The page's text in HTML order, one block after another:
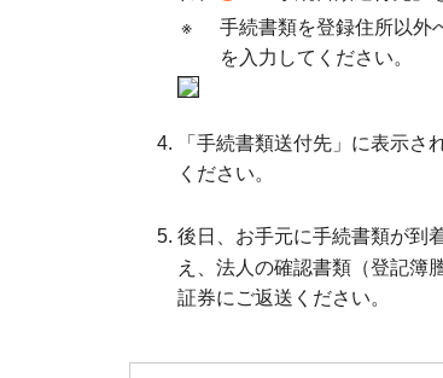
※
手続書類を登録住所以外
を入力してください。
「手続書類送付先」に表示
ください。
後日、お手元に手続書類が到
え、法人の確認書類（登記簿
証券にご返送ください。